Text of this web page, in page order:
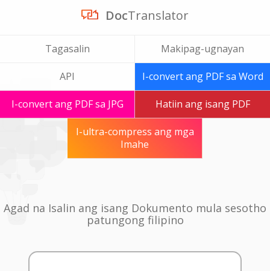
DocTranslator
Tagasalin Makipag-ugnayan
API I-convert ang PDF sa Word
I-convert ang PDF sa JPG Hatiin ang isang PDF
I-ultra-compress ang mga
Imahe
Agad na Isalin ang isang Dokumento mula sesotho
patungong filipino